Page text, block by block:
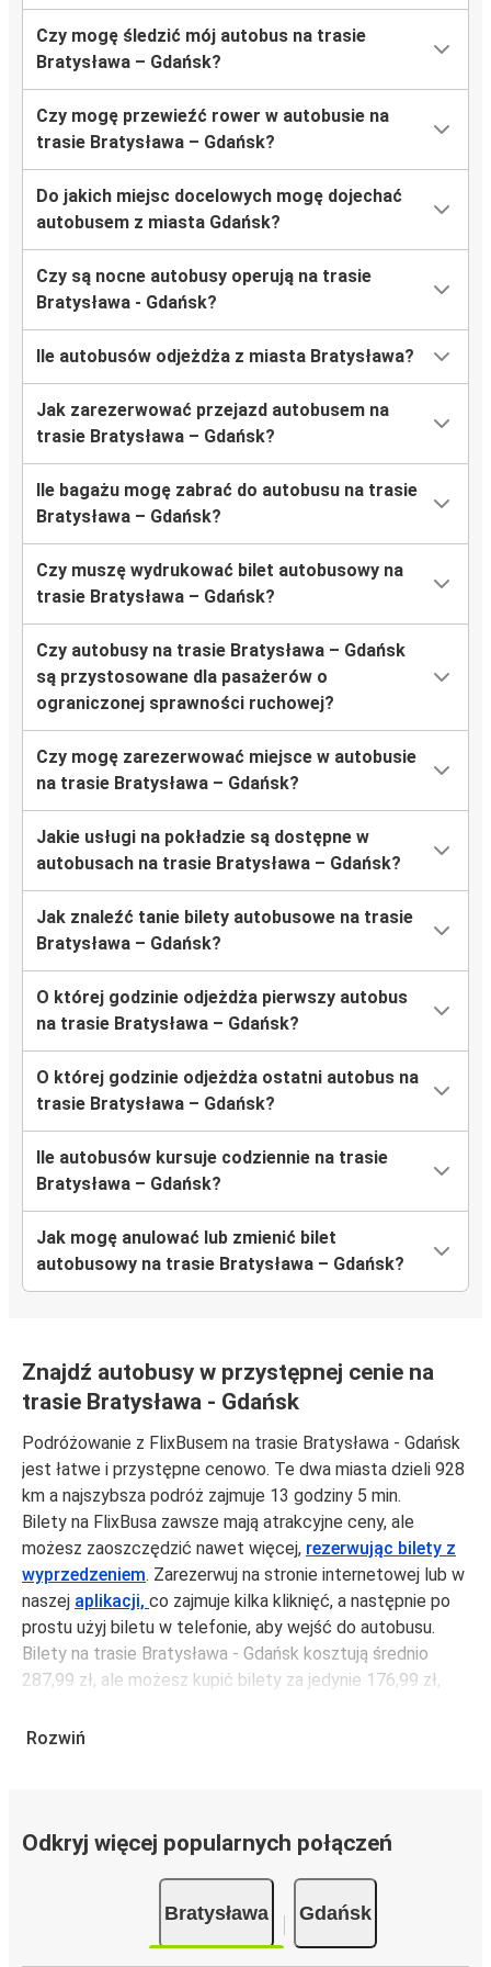
Czy mogę śledzić mój autobus na trasie
Bratysława – Gdańsk?
Czy mogę przewieźć rower w autobusie na
trasie Bratysława – Gdańsk?
Do jakich miejsc docelowych mogę dojechać
autobusem z miasta Gdańsk?
Czy są nocne autobusy operują na trasie
Bratysława - Gdańsk?
Ile autobusów odjeżdża z miasta Bratysława?
Jak zarezerwować przejazd autobusem na
trasie Bratysława – Gdańsk?
Ile bagażu mogę zabrać do autobusu na trasie
Bratysława – Gdańsk?
Czy muszę wydrukować bilet autobusowy na
trasie Bratysława – Gdańsk?
Czy autobusy na trasie Bratysława – Gdańsk
są przystosowane dla pasażerów o
ograniczonej sprawności ruchowej?
Czy mogę zarezerwować miejsce w autobusie
na trasie Bratysława – Gdańsk?
Jakie usługi na pokładzie są dostępne w
autobusach na trasie Bratysława – Gdańsk?
Jak znaleźć tanie bilety autobusowe na trasie
Bratysława – Gdańsk?
O której godzinie odjeżdża pierwszy autobus
na trasie Bratysława – Gdańsk?
O której godzinie odjeżdża ostatni autobus na
trasie Bratysława – Gdańsk?
Ile autobusów kursuje codziennie na trasie
Bratysława – Gdańsk?
Jak mogę anulować lub zmienić bilet
autobusowy na trasie Bratysława – Gdańsk?
Znajdź autobusy w przystępnej cenie na
trasie Bratysława - Gdańsk
Podróżowanie z FlixBusem na trasie Bratysława - Gdańsk
jest łatwe i przystępne cenowo. Te dwa miasta dzieli 928
km a najszybsza podróż zajmuje 13 godziny 5 min.
Bilety na FlixBusa zawsze mają atrakcyjne ceny, ale
możesz zaoszczędzić nawet więcej, rezerwując bilety z
wyprzedzeniem. Zarezerwuj na stronie internetowej lub w
naszej aplikacji, co zajmuje kilka kliknięć, a następnie po
prostu użyj biletu w telefonie, aby wejść do autobusu.
Bilety na trasie Bratysława - Gdańsk kosztują średnio
287,99 zł, ale możesz kupić bilety za jedynie 176,99 zł,
unikając weekendów i świąt. Aby podróżować szybko,
jedynie 13 godziny 5 min.
Podróż autobusemma mniejszy wpływ na środowisko
Rozwiń
Odkryj więcej popularnych połączeń
Bratysława Gdańsk